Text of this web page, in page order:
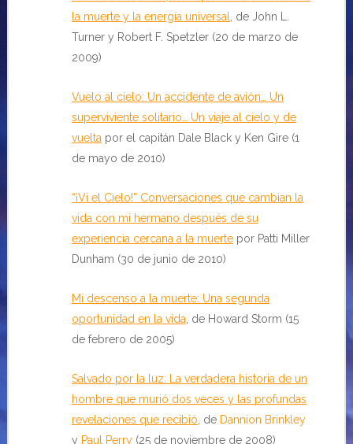
la muerte y la energía universal
, de John L.
Turner y Robert F. Spetzler (20 de marzo de
2009)
Vuelo al cielo: Un accidente de avión… Un
superviviente solitario… Un viaje al cielo y de
vuelta por el capitán Dale Black y Ken Gire (1
de mayo de 2010)
“¡Vi el Cielo!” Conversaciones que cambian la
vida con mi hermano después de su
experiencia cercana a la muerte por Patti Miller
Dunham (30 de junio de 2010)
Mi descenso a la muerte: Una segunda
oportunidad en la vida , de Howard Storm (15
de febrero de 2005)
Salvado por la luz: La verdadera historia de un
hombre que murió dos veces y las profundas
revelaciones que recibió , de Dannion Brinkley
y Paul Perry(25 de noviembre de 2008)